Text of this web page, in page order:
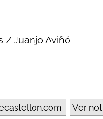
/ Juanjo Aviñó
Ver